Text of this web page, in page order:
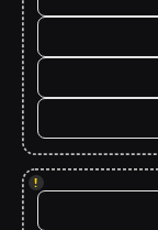
!